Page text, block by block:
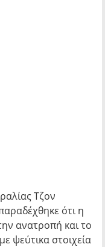
Τζον
ότι η
ανατροπή και το
ψεύτικα στοιχεία